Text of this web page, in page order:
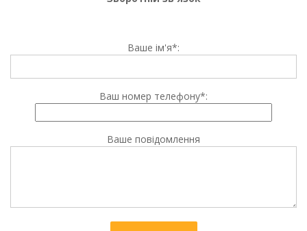
Ваше ім'я*:
Ваш номер телефону*:
Ваше повідомлення